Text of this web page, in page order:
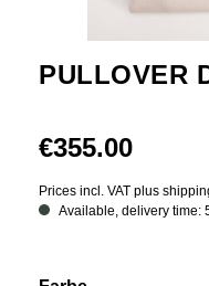
PULLOVER
€355.00
Prices incl. VAT plus
Available, delivery time: